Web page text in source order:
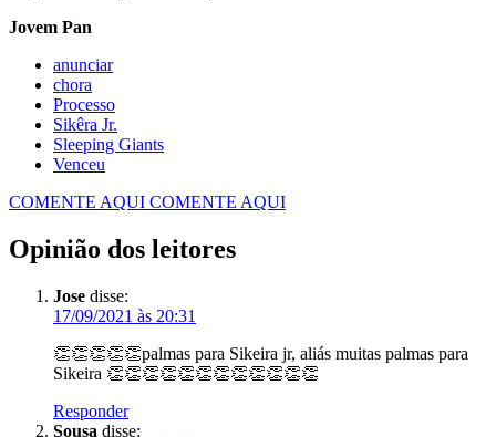
Jovem Pan
anunciar
chora
Processo
Sikêra Jr.
Sleeping Giants
Venceu
COMENTE AQUI COMENTE AQUI
Opinião dos leitores
Jose disse:
17/09/2021 às 20:31
👏👏👏👏👏palmas para Sikeira jr, aliás muitas palmas para
Sikeira 👏👏👏👏👏👏👏👏👏👏👏👏
Responder
Sousa disse: